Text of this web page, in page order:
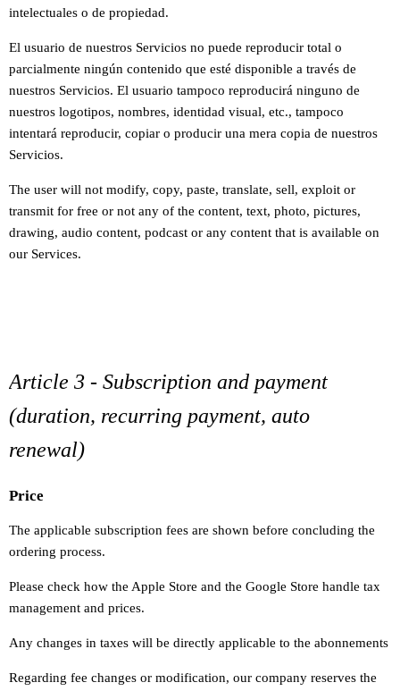
intelectuales o de propiedad.
El usuario de nuestros Servicios no puede reproducir total o
parcialmente ningún contenido que esté disponible a través de
nuestros Servicios. El usuario tampoco reproducirá ninguno de
nuestros logotipos, nombres, identidad visual, etc., tampoco
intentará reproducir, copiar o producir una mera copia de nuestros
Servicios.
The user will not modify, copy, paste, translate, sell, exploit or
transmit for free or not any of the content, text, photo, pictures,
drawing, audio content, podcast or any content that is available on
our Services.
Article 3 - Subscription and payment
(duration, recurring payment, auto
renewal)
Price
The applicable subscription fees are shown before concluding the
ordering process.
Please check how the Apple Store and the Google Store handle tax
management and prices.
Any changes in taxes will be directly applicable to the abonnements
Regarding fee changes or modification, our company reserves the